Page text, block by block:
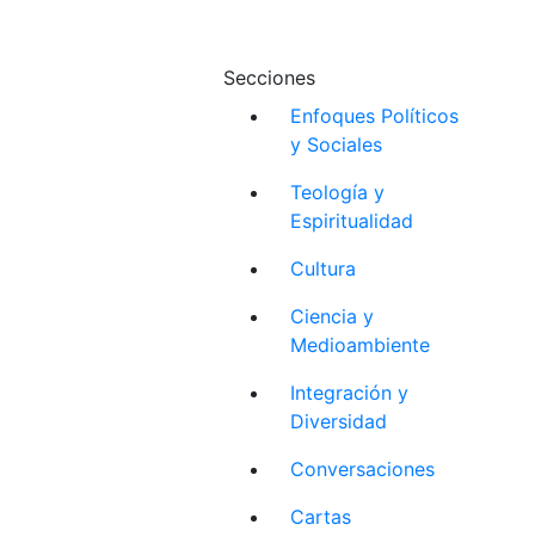
Secciones
Enfoques Políticos
y Sociales
Teología y
Espiritualidad
Cultura
Ciencia y
Medioambiente
Integración y
Diversidad
Conversaciones
Cartas